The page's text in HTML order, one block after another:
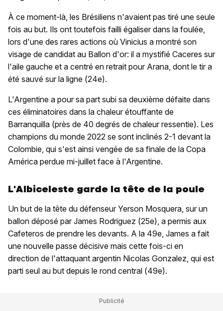
À ce moment-là, les Brésiliens n'avaient pas tiré une seule
fois au but. Ils ont toutefois failli égaliser dans la foulée,
lors d'une des rares actions où Vinicius a montré son
visage de candidat au Ballon d'or: il a mystifié Caceres sur
l'aile gauche et a centré en retrait pour Arana, dont le tir a
été sauvé sur la ligne (24e).
L'Argentine a pour sa part subi sa deuxième défaite dans
ces éliminatoires dans la chaleur étouffante de
Barranquilla (près de 40 degrés de chaleur ressentie). Les
champions du monde 2022 se sont inclinés 2-1 devant la
Colombie, qui s'est ainsi vengée de sa finale de la Copa
América perdue mi-juillet face à l'Argentine.
L'Albiceleste garde la tête de la poule
Un but de la tête du défenseur Yerson Mosquera, sur un
ballon déposé par James Rodriguez (25e), a permis aux
Cafeteros de prendre les devants. A la 49e, James a fait
une nouvelle passe décisive mais cette fois-ci en
direction de l'attaquant argentin Nicolas Gonzalez, qui est
parti seul au but depuis le rond central (49e).